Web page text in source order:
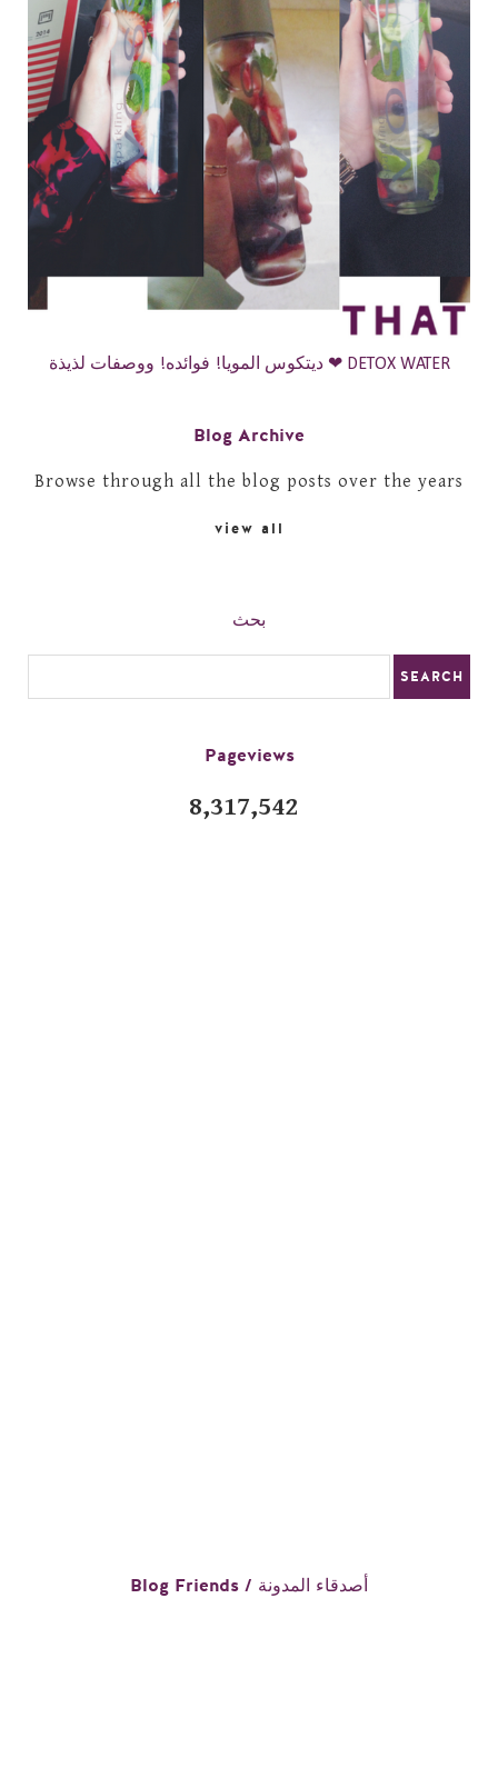
ديتكوس المويا! فوائده! ووصفات لذيذة ❤ DETOX WATER
Blog Archive
Browse through all the blog posts over the years
view all
بحث
Pageviews
8,317,542
Blog Friends / أصدقاء المدونة